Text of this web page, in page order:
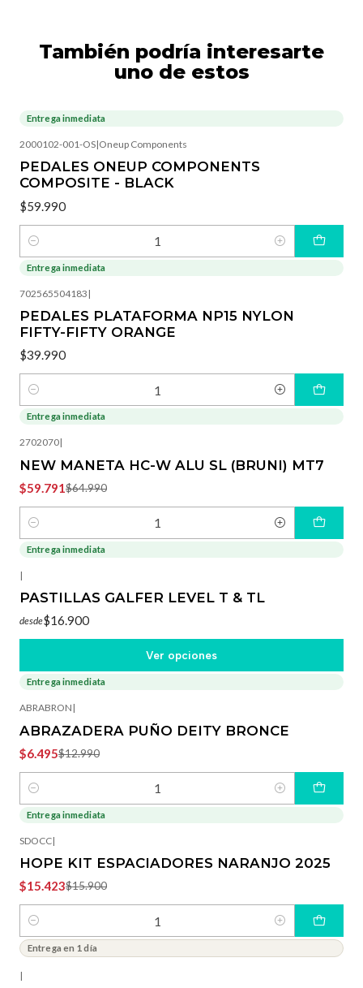
También podría interesarte
uno de estos
Entrega inmediata
2000102-001-OS|Oneup Components
PEDALES ONEUP COMPONENTS
COMPOSITE - BLACK
$59.990
Cantidad
Entrega inmediata
702565504183 |
PEDALES PLATAFORMA NP15 NYLON
FIFTY-FIFTY ORANGE
$39.990
Cantidad
Entrega inmediata
2702070|
NEW MANETA HC-W ALU SL (BRUNI) MT7
$59.791$64.990
Cantidad
Entrega inmediata
|
PASTILLAS GALFER LEVEL T & TL
desde$16.900
Ver opciones
Entrega inmediata
ABRABRON |
ABRAZADERA PUÑO DEITY BRONCE
$6.495$12.990
Cantidad
-3%OFF
Entrega inmediata
SDOCC|
HOPE KIT ESPACIADORES NARANJO 2025
$15.423$15.900
Cantidad
Entrega en 1 día
|